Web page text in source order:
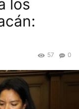
los
0
57